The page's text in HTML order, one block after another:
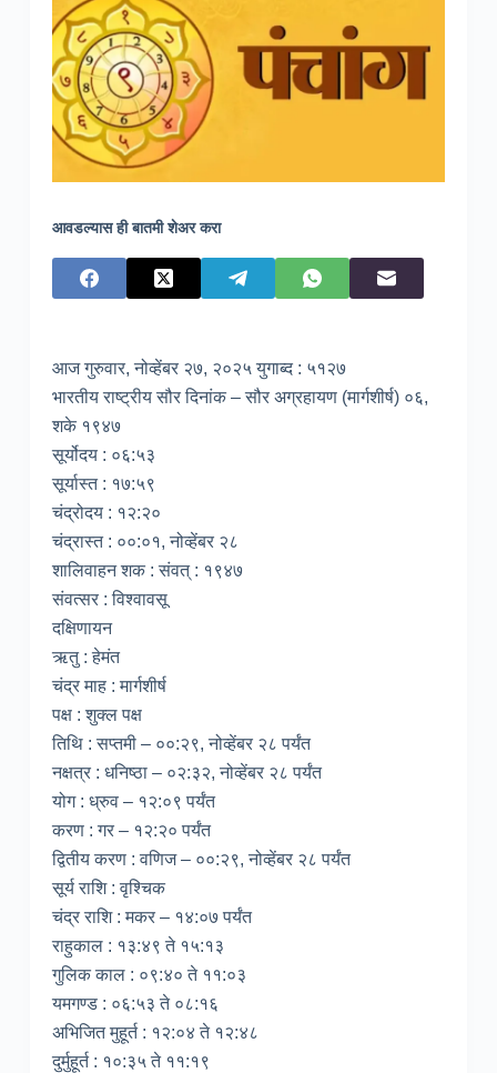
आवडल्यास ही बातमी शेअर करा
आज गुरुवार, नोव्हेंबर २७, २०२५ युगाब्द : ५१२७
भारतीय राष्ट्रीय सौर दिनांक – सौर अग्रहायण (मार्गशीर्ष) ०६,
शके १९४७
सूर्योदय : ०६:५३
सूर्यास्त : १७:५९
चंद्रोदय : १२:२०
चंद्रास्त : ००:०१, नोव्हेंबर २८
शालिवाहन शक : संवत् : १९४७
संवत्सर : विश्वावसू
दक्षिणायन
ऋतु : हेमंत
चंद्र माह : मार्गशीर्ष
पक्ष : शुक्ल पक्ष
तिथि : सप्तमी – ००:२९, नोव्हेंबर २८ पर्यंत
नक्षत्र : धनिष्ठा – ०२:३२, नोव्हेंबर २८ पर्यंत
योग : ध्रुव – १२:०९ पर्यंत
करण : गर – १२:२० पर्यंत
द्वितीय करण : वणिज – ००:२९, नोव्हेंबर २८ पर्यंत
सूर्य राशि : वृश्चिक
चंद्र राशि : मकर – १४:०७ पर्यंत
राहुकाल : १३:४९ ते १५:१३
गुलिक काल : ०९:४० ते ११:०३
यमगण्ड : ०६:५३ ते ०८:१६
अभिजित मुहूर्त : १२:०४ ते १२:४८
दुर्मुहूर्त : १०:३५ ते ११:१९